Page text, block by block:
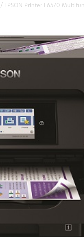
/ EPSON Printer L6570